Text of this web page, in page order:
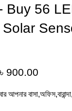
Buy 56
৳ 900.00
আপনার